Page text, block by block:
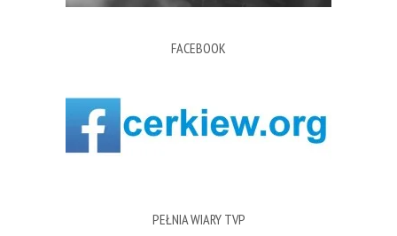
FACEBOOK
PEŁNIA WIARY TVP